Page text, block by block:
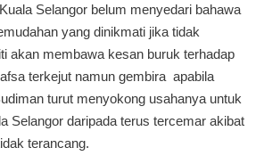
Selangor belum menyedari bahawa
yang dinikmati jika tidak
akan membawa kesan buruk terhadap
terkejut namun gembira apabila
turut menyokong usahanya untuk
Selangor daripada terus tercemar akibat
terancang.